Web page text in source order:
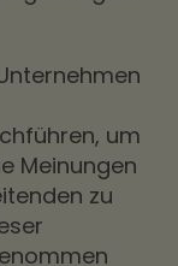
um
Meinungen
zu